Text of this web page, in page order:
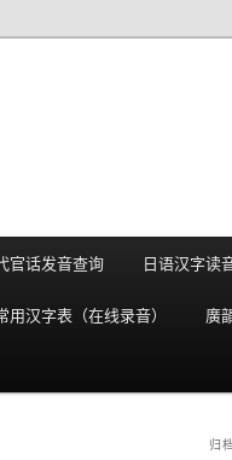
官话发音查询 日语汉字读
用汉字表（在线录音） 廣
归档